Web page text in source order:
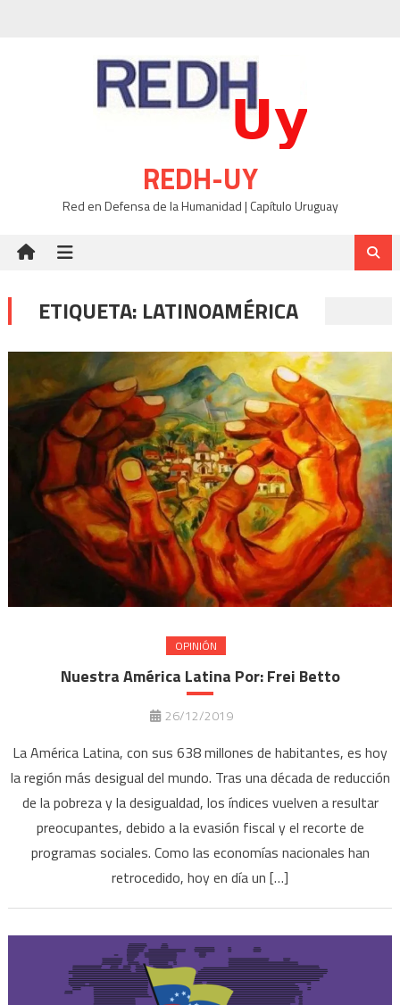
REDH-UY
Red en Defensa de la Humanidad | Capítulo Uruguay
ETIQUETA: LATINOAMÉRICA
OPINIÓN
Nuestra América Latina Por: Frei Betto
26/12/2019
La América Latina, con sus 638 millones de habitantes, es hoy
la región más desigual del mundo. Tras una década de reducción
de la pobreza y la desigualdad, los índices vuelven a resultar
preocupantes, debido a la evasión fiscal y el recorte de
programas sociales. Como las economías nacionales han
retrocedido, hoy en día un […]